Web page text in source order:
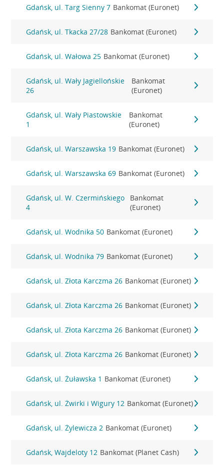
Gdańsk, ul. Targ Sienny 7 Bankomat (Euronet)
Gdańsk, ul. Tkacka 27/28 Bankomat (Euronet)
Gdańsk, ul. Wałowa 25 Bankomat (Euronet)
Gdańsk, ul. Wały Jagiellońskie
26
Bankomat
(Euronet)
Gdańsk, ul. Wały Piastowskie
1
Bankomat
(Euronet)
Gdańsk, ul. Warszawska 19 Bankomat (Euronet)
Gdańsk, ul. Warszawska 69 Bankomat (Euronet)
Gdańsk, ul. W. Czermińskiego
4
Bankomat
(Euronet)
Gdańsk, ul. Wodnika 50 Bankomat (Euronet)
Gdańsk, ul. Wodnika 79 Bankomat (Euronet)
Gdańsk, ul. Złota Karczma 26 Bankomat (Euronet)
Gdańsk, ul. Złota Karczma 26 Bankomat (Euronet)
Gdańsk, ul. Złota Karczma 26 Bankomat (Euronet)
Gdańsk, ul. Złota Karczma 26 Bankomat (Euronet)
Gdańsk, ul. Żuławska 1 Bankomat (Euronet)
Gdańsk, ul. Żwirki i Wigury 12 Bankomat (Euronet)
Gdańsk, ul. Żylewicza 2 Bankomat (Euronet)
Gdańsk, Wajdeloty 12 Bankomat (Planet Cash)